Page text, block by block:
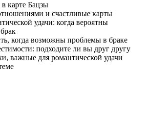
карте Бацзы
и счастливые карты
удачи: когда вероятны
когда возможны проблемы в браке
подходите ли вы друг другу
важные для романтической удачи